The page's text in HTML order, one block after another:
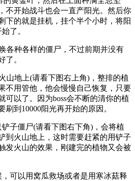
不开始战斗也会一直产阳光。然后你
下的就是挂机，挂个半个小时，将阳
了。
各种各样的僵尸，不过前期并没有
了。
山地上(请看下图右上角)，整排的植
不用管他，他会慢慢自己恢复，只要
可以了。因为boss会不断的清你的植
到10000阳光再开始的原因。
子僵尸(请看下图右下角)，会将植
到火山地上，这时需要赶紧的用铲子
发火山的效果，刚建完的植物又会被
可以用窝瓜救场或者是用寒冰菇释